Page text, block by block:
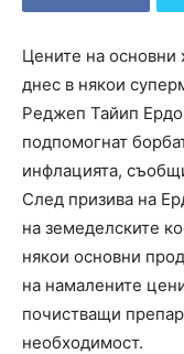
Цените на основни
днес в някои
Реджеп Тайип
подпомогнат
инфлацията,
След призива на
на земеделските
някои основни
на намалените
почистващи
необходимост.